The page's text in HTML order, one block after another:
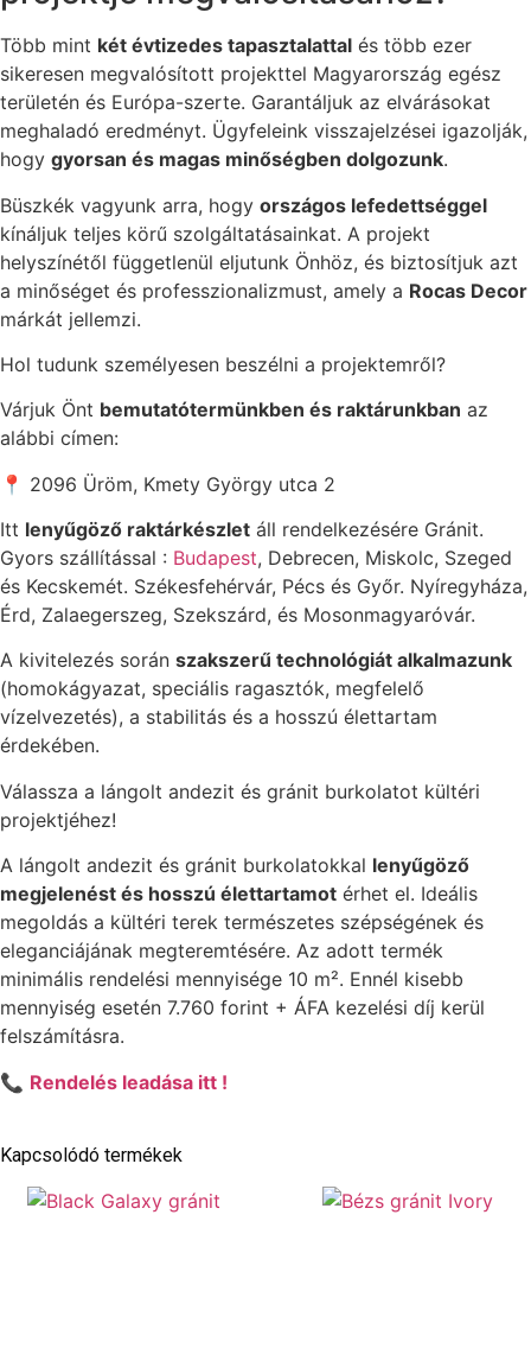
Több mint két évtizedes tapasztalattal és több ezer
sikeresen megvalósított projekttel Magyarország egész
területén és Európa-szerte. Garantáljuk az elvárásokat
meghaladó eredményt. Ügyfeleink visszajelzései igazolják,
hogy gyorsan és magas minőségben dolgozunk.
Büszkék vagyunk arra, hogy országos lefedettséggel
kínáljuk teljes körű szolgáltatásainkat. A projekt
helyszínétől függetlenül eljutunk Önhöz, és biztosítjuk azt
a minőséget és professzionalizmust, amely a Rocas Decor
márkát jellemzi.
Hol tudunk személyesen beszélni a projektemről?
Várjuk Önt bemutatótermünkben és raktárunkban az
alábbi címen:
📍 2096 Üröm, Kmety György utca 2
Itt lenyűgöző raktárkészlet áll rendelkezésére Gránit.
Gyors szállítással : Budapest, Debrecen, Miskolc, Szeged
és Kecskemét. Székesfehérvár, Pécs és Győr. Nyíregyháza,
Érd, Zalaegerszeg, Szekszárd, és Mosonmagyaróvár.
A kivitelezés során szakszerű technológiát alkalmazunk
(homokágyazat, speciális ragasztók, megfelelő
vízelvezetés), a stabilitás és a hosszú élettartam
érdekében.
Válassza a lángolt andezit és gránit burkolatot kültéri
projektjéhez!
A lángolt andezit és gránit burkolatokkal lenyűgöző
megjelenést és hosszú élettartamot érhet el. Ideális
megoldás a kültéri terek természetes szépségének és
eleganciájának megteremtésére. Az adott termék
minimális rendelési mennyisége 10 m². Ennél kisebb
mennyiség esetén 7.760 forint + ÁFA kezelési díj kerül
felszámításra.
📞 Rendelés leadása itt !
Kapcsolódó termékek